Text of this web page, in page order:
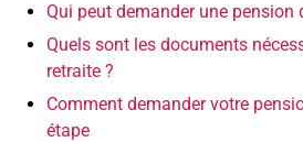
Qui peut demander une pension
Quels sont les documents
retraite ?
Comment demander votre
étape